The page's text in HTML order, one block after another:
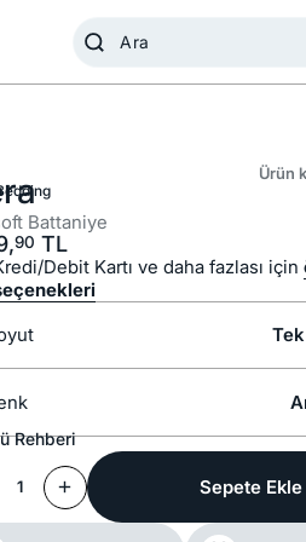
Ürün
Battaniye
90 TL
Debit Kartı ve daha fazlası için
Rehberi
1 Sepete Ekle